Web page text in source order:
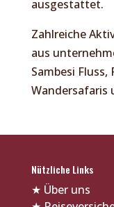
ausgestattet.
Zahlreiche
aus
Sambesi
Wandersafaris
Nützliche Links
★ Über uns